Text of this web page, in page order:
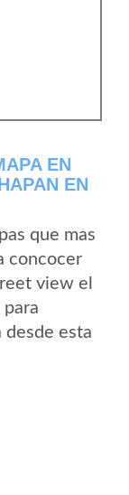
EN
EN
que mas
concocer
view el
desde esta